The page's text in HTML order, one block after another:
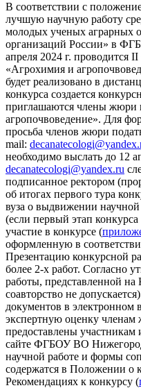
В соответствии с
лучшую научную работу
молодых ученых аграрных
организаций России» в
апреля 2024 г. проводится
«Агрохимия и
будет реализовано в
конкурса создается
приглашаются члены жюри
агропочвоведение». Для
просьба членов жюри
mail:
необходимо выслать до 12
decanatecologi@yandex.ru
подписанное ректором
об итогах первого тура
вуза о выдвижении
(если первый этап
участие в конкурсе (
оформленную в
Презентацию конкурсной
более 2-х работ. Согласно
работы, представленной
соавторство не
документов в электронном
экспертную оценку членам
предоставлены
сайте ФГБОУ ВО
научной работе и формы
содержатся в Положении о
Рекомендациях к конкурсу (